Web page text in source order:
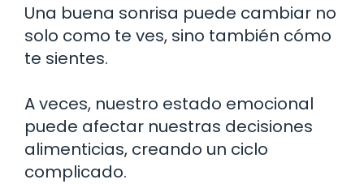
Una buena sonrisa puede cambiar no
solo como te ves, sino también cómo
te sientes.
A veces, nuestro estado emocional
puede afectar nuestras decisiones
alimenticias, creando un ciclo
complicado.